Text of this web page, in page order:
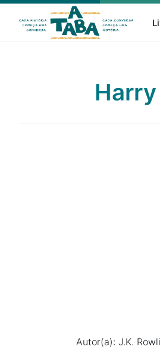
Autor(a): J.K.